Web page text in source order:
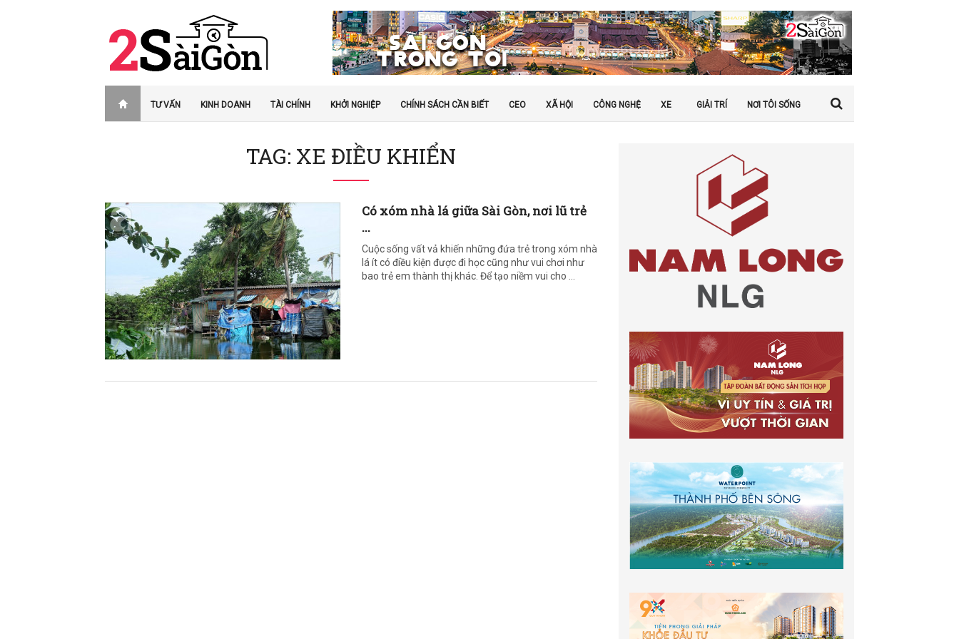
TƯ VẤN KINH DOANH TÀI CHÍNH KHỞI NGHIỆP CHÍNH SÁCH CẦN BIẾT CEO XÃ HỘI CÔNG NGHỆ XE GIẢI TRÍ NƠI TÔI SỐNG
TAG: XE ĐIỀU KHIỂN
Có xóm nhà lá giữa Sài Gòn, nơi lũ trẻ
...
Cuộc sống vất vả khiến những đứa trẻ trong xóm nhà
lá ít có điều kiện được đi học cũng như vui chơi như
bao trẻ em thành thị khác. Để tạo niềm vui cho ...